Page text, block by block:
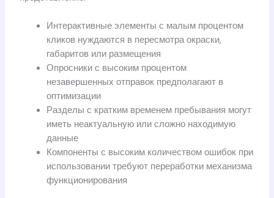
Интерактивные элементы с малым процентом
кликов нуждаются в пересмотра окраски,
габаритов или размещения
Опросники с высоким процентом
незавершенных отправок предполагают в
оптимизации
Разделы с кратким временем пребывания могут
иметь неактуальную или сложно находимую
данные
Компоненты с высоким количеством ошибок при
использовании требуют переработки механизма
функционирования